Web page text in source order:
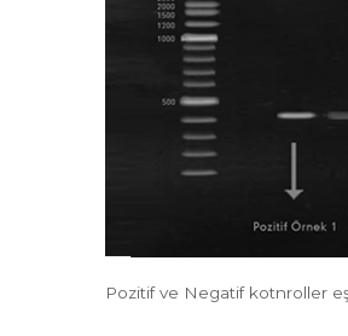
Pozitif ve Negatif kotnroller